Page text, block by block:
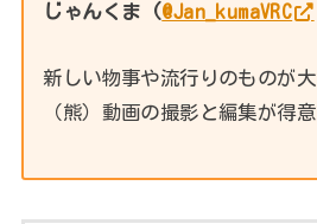
じゃんくま (@Jan_kumaVRC
新しい物事や流行りのものが
（熊）動画の撮影と編集が得意